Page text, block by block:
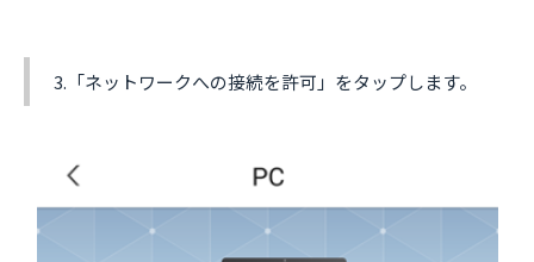
3.「ネットワークへの接続を許可」をタップします。